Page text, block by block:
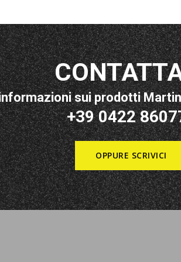
sui prodotti
+39 0422
OPPURE SCRIVICI